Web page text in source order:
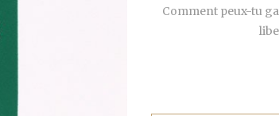
Comment peux-tu